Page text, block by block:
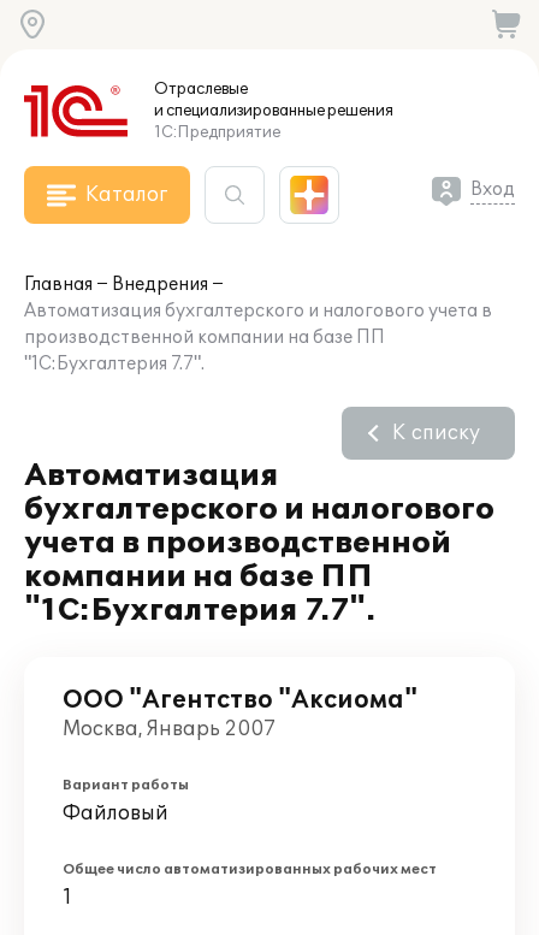
Отраслевые
и специализированныерешения
1С:Предприятие
Каталог Вход
Главная
Внедрения
Автоматизация бухгалтерского и налогового учета в
производственной компании на базе ПП
"1С:Бухгалтерия 7.7".
Автоматизация
бухгалтерского и налогового
учета в производственной
компании на базе ПП
"1С:Бухгалтерия 7.7".
К списку
ООО "Агентство "Аксиома"
Москва, Январь 2007
Вариант работы
Файловый
Общее число автоматизированных рабочих мест
1